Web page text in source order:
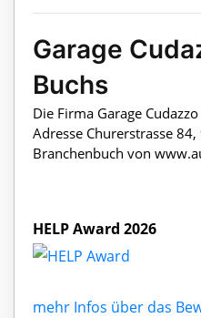
Garage
Buchs
Die Firma Garage
Adresse Churerstrasse
Branchenbuch von
HELP Award 2026
mehr Infos über das